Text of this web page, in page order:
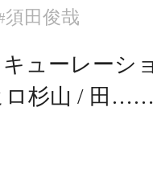
須田俊哉
ューレーシ
ロ杉山 / 田